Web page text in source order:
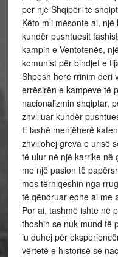
per një Shqipëri të
Këto m’i mësonte ai,
kundër pushtuesit
kampin e Ventotenës,
komunist për bindjet e
Shpesh herë rrinim deri
errësirën e kampeve të
nacionalizmin shqiptar,
zhvilluar kundër
E lashë menjëherë
zhvillohej greva e urisë
të ulur në një karrike në
me një pasion të
mos tërhiqeshin nga
të qëndruar edhe ai me
Por ai, tashmë ishte në
thoshin se nuk mund të
iu duhej për
vërtetë e historisë së